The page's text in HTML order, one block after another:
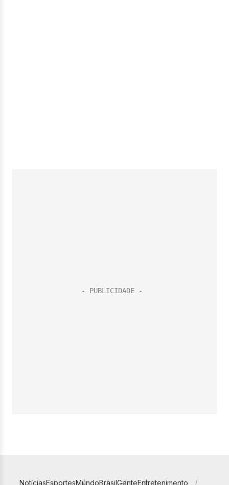
NotíciasEsportesMundoBrasilGenteEntretenimento